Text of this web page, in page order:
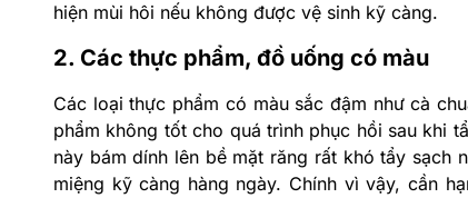
hiện mùi hôi nếu không được vệ sinh kỹ càng.
2. Các thực phẩm, đồ uống có màu
Các loại thực phẩm có màu sắc đậm như cà
phẩm không tốt cho quá trình phục hồi sau khi
này bám dính lên bề mặt răng rất khó tẩy sạch
miệng kỹ càng hàng ngày. Chính vì vậy, cần